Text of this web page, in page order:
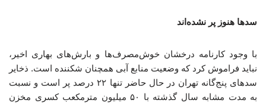
سدها هنوز پر نشده‌اند
با وجود کارنامه درخشان خوش‌مصرف‌ها و بارش‌های بهاری اخیر،
نباید فراموش کرد که وضعیت منابع آبی همچنان شکننده است. ذخایر
سدهای پنج‌گانه تهران در حال حاضر تنها ۲۲ درصد پر است و نسبت
به مدت مشابه سال گذشته با ۵۰ میلیون مترمکعب کسری مخزن